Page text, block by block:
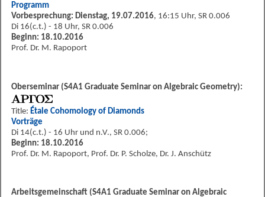
Programm
Vorbesprechung: Dienstag, 19.07.2016, 16:15 Uhr, SR 0.006
Di 16(c.t.) - 18 Uhr, SR 0.006
Beginn: 18.10.2016
Prof. Dr. M. Rapoport
Oberseminar (S4A1 Graduate Seminar on Algebraic Geometry):
Title: Étale Cohomology of Diamonds
Vorträge
Di 14(c.t.) - 16 Uhr und n.V., SR 0.006;
Beginn: 18.10.2016
Prof. Dr. M. Rapoport, Prof. Dr. P. Scholze, Dr. J. Anschütz
Arbeitsgemeinschaft (S4A1 Graduate Seminar on Algebraic